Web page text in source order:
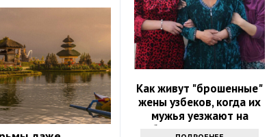
Как живут "брошенные"
жены узбеков, когда их
мужья уезжают на
заработки в другую страну